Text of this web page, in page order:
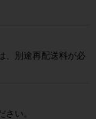
、別途再配送料が必
い。